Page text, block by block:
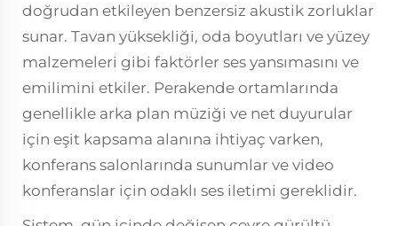
doğrudan etkileyen benzersiz akustik zorluklar
sunar. Tavan yüksekliği, oda boyutları ve yüzey
malzemeleri gibi faktörler ses yansımasını ve
emilimini etkiler. Perakende ortamlarında
genellikle arka plan müziği ve net duyurular
için eşit kapsama alanına ihtiyaç varken,
konferans salonlarında sunumlar ve video
konferanslar için odaklı ses iletimi gereklidir.